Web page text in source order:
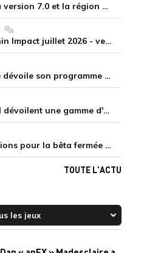
Genshin Impact déploiera sa version 7.0 et la région de Snezhnaya le 12 août
commentaires
Codes primo-gemmes Genshin Impact juillet 2026 - version 7.0
Gamescom 2026 : HoYoverse dévoile son programme et présente deux nouveaux jeux inédits
UGREEN et Honkai: Star Rail dévoilent une gamme d'accessoires de recharge en édition limitée
HoYoverse ouvre les inscriptions pour la bêta fermée de Honkai : Nexus Anima
TOUTE L'ACTU